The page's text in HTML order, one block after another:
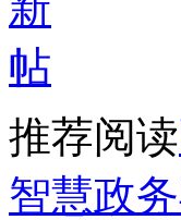
推荐阅读
智慧政